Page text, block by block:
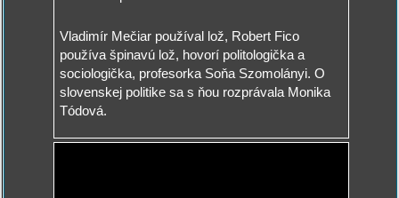
Vladimír Mečiar používal lož, Robert Fico
používa špinavú lož, hovorí politologička a
sociologička, profesorka Soňa Szomolányi. O
slovenskej politike sa s ňou rozprávala Monika
Tódová.